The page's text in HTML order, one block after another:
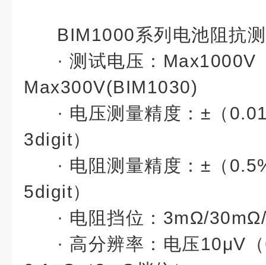
BIM1000系列电池阻抗
· 测试电压：Max1000V
Max300V(BIM1030)
· 电压测量精度：±（
3digit）
· 电阻测量精度：±（
5digit）
· 电阻挡位：3mΩ/
· 高分辨率：电压10μV